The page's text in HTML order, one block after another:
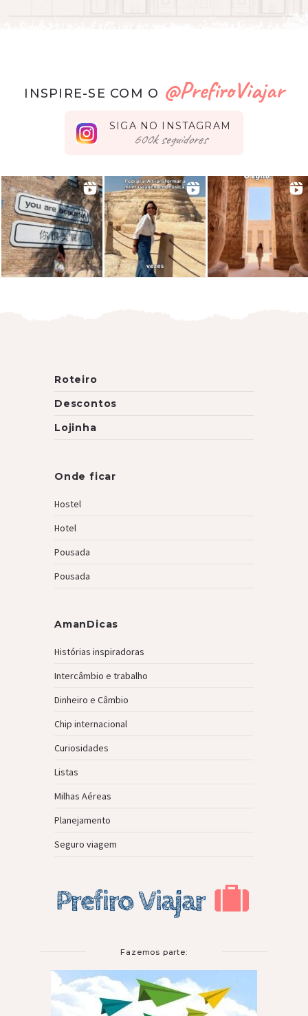
INSPIRE-SE COM O @PrefiroViajar
SIGA NO INSTAGRAM
seguidores
Roteiro
Descontos
Lojinha
Onde ficar
Hostel
Hotel
Pousada
Pousada
AmanDicas
Histórias inspiradoras
Intercâmbio e trabalho
Dinheiro e Câmbio
Chip internacional
Curiosidades
Listas
Milhas Aéreas
Planejamento
Seguro viagem
Fazemos parte: